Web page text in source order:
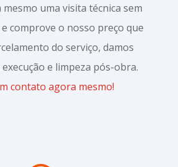
uma visita técnica sem
comprove o nosso preço que
do serviço, damos
execução e limpeza pós-obra.
contato agora mesmo!